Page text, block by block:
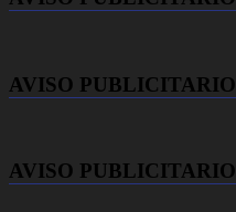
AVISO PUBLICITARIO
AVISO PUBLICITARIO